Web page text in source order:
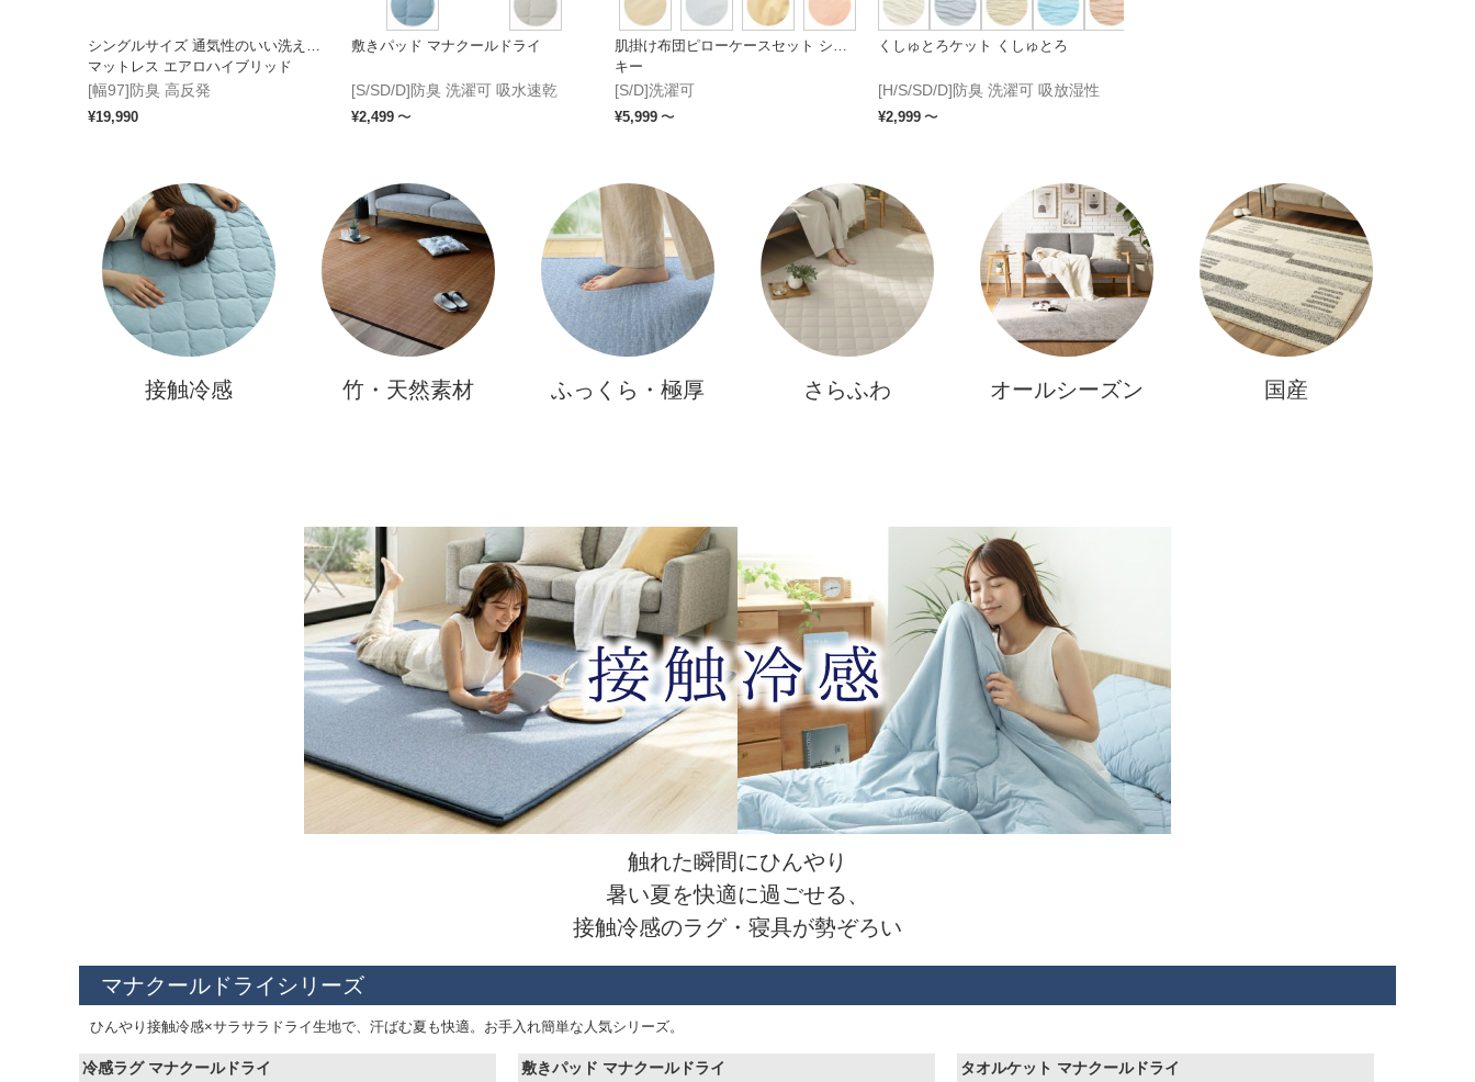
[幅97]防臭 高反発
シングルサイズ 通気性のいい洗える
マットレス エアロハイブリッド
¥19,990
[S/SD/D]防臭 洗濯可 吸水速乾
敷きパッド マナクールドライ
¥2,499 〜
[S/D]洗濯可
肌掛け布団ピローケースセット シル
キー
¥5,999 〜
[H/S/SD/D]防臭 洗濯可 吸放湿性
くしゅとろケット くしゅとろ
¥2,999 〜
接触冷感 竹・天然素材 ふっくら・極厚 さらふわ オールシーズン 国産
触れた瞬間にひんやり
暑い夏を快適に過ごせる、
接触冷感のラグ・寝具が勢ぞろい
マナクールドライシリーズ
ひんやり接触冷感×サラサラドライ生地で、汗ばむ夏も快適。お手入れ簡単な人気シリーズ。
冷感ラグ マナクールドライ 敷きパッド マナクールドライ タオルケット マナクールドライ